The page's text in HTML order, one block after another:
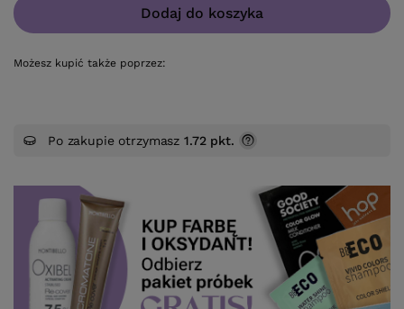
Dodaj do koszyka
Możesz kupić także poprzez:
Po zakupie otrzymasz1.72 pkt.